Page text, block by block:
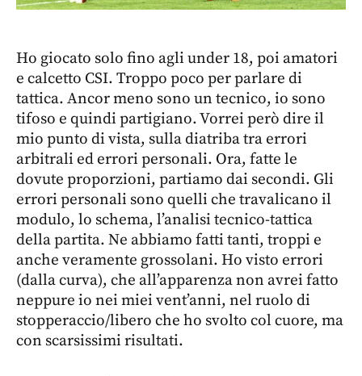
Ho giocato solo fino agli under 18, poi amatori
e calcetto CSI. Troppo poco per parlare di
tattica. Ancor meno sono un tecnico, io sono
tifoso e quindi partigiano. Vorrei però dire il
mio punto di vista, sulla diatriba tra errori
arbitrali ed errori personali. Ora, fatte le
dovute proporzioni, partiamo dai secondi. Gli
errori personali sono quelli che travalicano il
modulo, lo schema, l’analisi tecnico-tattica
della partita. Ne abbiamo fatti tanti, troppi e
anche veramente grossolani. Ho visto errori
(dalla curva), che all’apparenza non avrei fatto
neppure io nei miei vent’anni, nel ruolo di
stopperaccio/libero che ho svolto col cuore, ma
con scarsissimi risultati.